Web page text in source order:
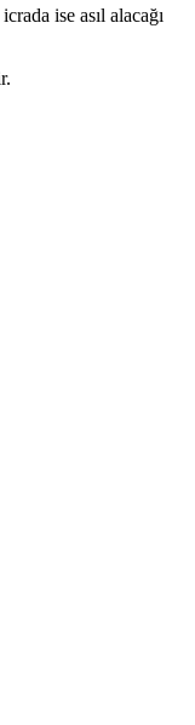
ise asıl alacağı